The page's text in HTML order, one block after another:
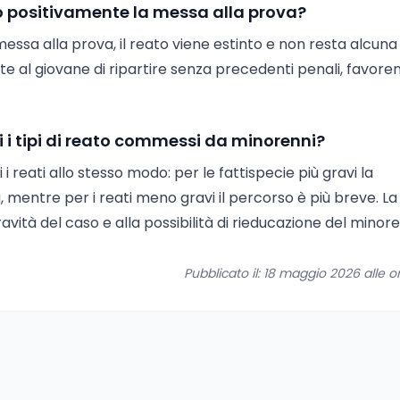
la messa alla prova?
alla prova, il reato viene estinto e non resta alcuna
al giovane di ripartire senza precedenti penali,
tipi di reato commessi da minorenni?
reati allo stesso modo: per le fattispecie più gravi la
per i reati meno gravi il percorso è più breve. La
del caso e alla possibilità di rieducazione del
Pubblicato il: 18 maggio 2026 alle